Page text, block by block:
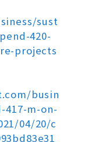
sust
420-
projects
busin
417-m-on-
04/20/c